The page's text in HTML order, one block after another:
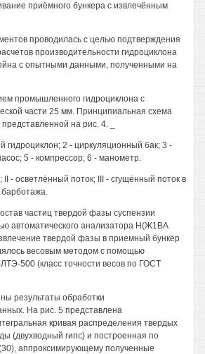
приёмного бункера с извлечённым
проводилась с целью подтверждения
производительности гидроциклона
с опытными данными, полученными на
промышленного гидроциклона с
части 25 мм. Принципиальная схема
на рис. 4. _
гидроциклон; 2 - циркуляционный бак; 3 -
5 - компрессор; 6 - манометр.
II - осветлённый поток; III - сгущённый поток в
барботажа.
частиц твердой фазы суспензии
автоматического анализатора Н(Ж1ВА
твердой фазы в приемный бункер
весовым методом с помощью
500 (класс точности весов по ГОСТ
результаты обработки
На рис. 5 представлена
кривая распределения твердых
(двухводный гипс) и построенная по
аппроксимирующему полученные